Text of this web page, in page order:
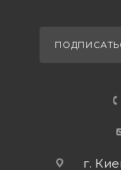
г.